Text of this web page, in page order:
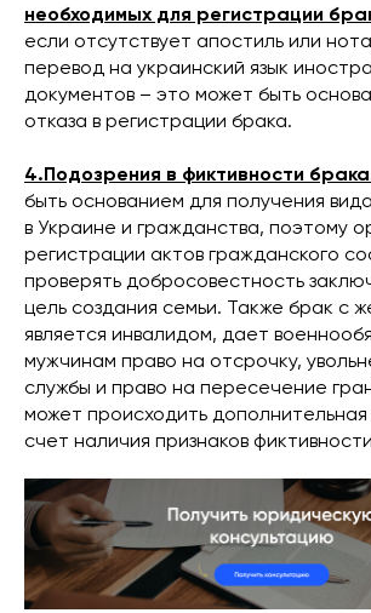
необходимых для регистрации
если отсутствует апостиль или
перевод на украинский язык
документов – это может быть
отказа в регистрации брака.
4.Подозрения в фиктивности
быть основанием для получения
в Украине и гражданства, поэтому
регистрации актов гражданского
проверять добросовестность
цель создания семьи. Также брак с
является инвалидом, дает
мужчинам право на отсрочку,
службы и право на пересечение
может происходить
счет наличия признаков